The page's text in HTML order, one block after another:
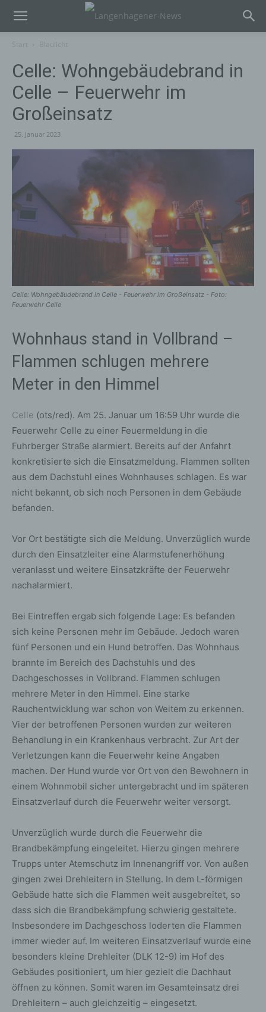
Celle: Wohngebäudebrand in
Celle – Feuerwehr im
Großeinsatz
25. Januar 2023
Celle: Wohngebäudebrand in Celle - Feuerwehr im Großeinsatz - Foto:
Feuerwehr Celle
Wohnhaus stand in Vollbrand –
Flammen schlugen mehrere
Meter in den Himmel
Celle (ots/red). Am 25. Januar um 16:59 Uhr wurde die
Feuerwehr Celle zu einer Feuermeldung in die
Fuhrberger Straße alarmiert. Bereits auf der Anfahrt
konkretisierte sich die Einsatzmeldung. Flammen sollten
aus dem Dachstuhl eines Wohnhauses schlagen. Es war
nicht bekannt, ob sich noch Personen in dem Gebäude
befanden.
Vor Ort bestätigte sich die Meldung. Unverzüglich wurde
durch den Einsatzleiter eine Alarmstufenerhöhung
veranlasst und weitere Einsatzkräfte der Feuerwehr
nachalarmiert.
Bei Eintreffen ergab sich folgende Lage: Es befanden
sich keine Personen mehr im Gebäude. Jedoch waren
fünf Personen und ein Hund betroffen. Das Wohnhaus
brannte im Bereich des Dachstuhls und des
Dachgeschosses in Vollbrand. Flammen schlugen
mehrere Meter in den Himmel. Eine starke
Rauchentwicklung war schon von Weitem zu erkennen.
Vier der betroffenen Personen wurden zur weiteren
Behandlung in ein Krankenhaus verbracht. Zur Art der
Verletzungen kann die Feuerwehr keine Angaben
machen. Der Hund wurde vor Ort von den Bewohnern in
einem Wohnmobil sicher untergebracht und im späteren
Einsatzverlauf durch die Feuerwehr weiter versorgt.
Unverzüglich wurde durch die Feuerwehr die
Brandbekämpfung eingeleitet. Hierzu gingen mehrere
Trupps unter Atemschutz im Innenangriff vor. Von außen
gingen zwei Drehleitern in Stellung. In dem L-förmigen
Gebäude hatte sich die Flammen weit ausgebreitet, so
dass sich die Brandbekämpfung schwierig gestaltete.
Insbesondere im Dachgeschoss loderten die Flammen
immer wieder auf. Im weiteren Einsatzverlauf wurde eine
besonders kleine Drehleiter (DLK 12-9) im Hof des
Gebäudes positioniert, um hier gezielt die Dachhaut
öffnen zu können. Somit waren im Gesamteinsatz drei
Drehleitern – auch gleichzeitig – eingesetzt.